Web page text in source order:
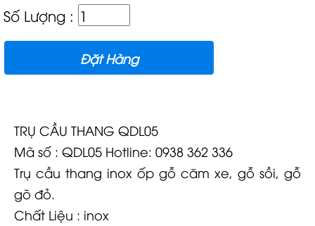
Số Lượng :
Đặt Hàng
TRỤ CẦU THANG QDL05
Mã số : QDL05 Hotline: 0938 362 336
Trụ cầu thang inox ốp gỗ căm xe, gỗ sồi, gỗ
gõ đỏ.
Chất Liệu : inox